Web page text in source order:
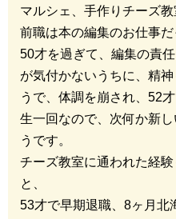
マルシェ、手作りチーズ教
前職は本の編集のお仕事だ
50才を過ぎて、編集の責
が気付かないうちに、精
うで、体調を崩され、52
生一回なので、次何か新
うです。
チーズ教室に通われた経
と、
53才で早期退職、8ヶ月北